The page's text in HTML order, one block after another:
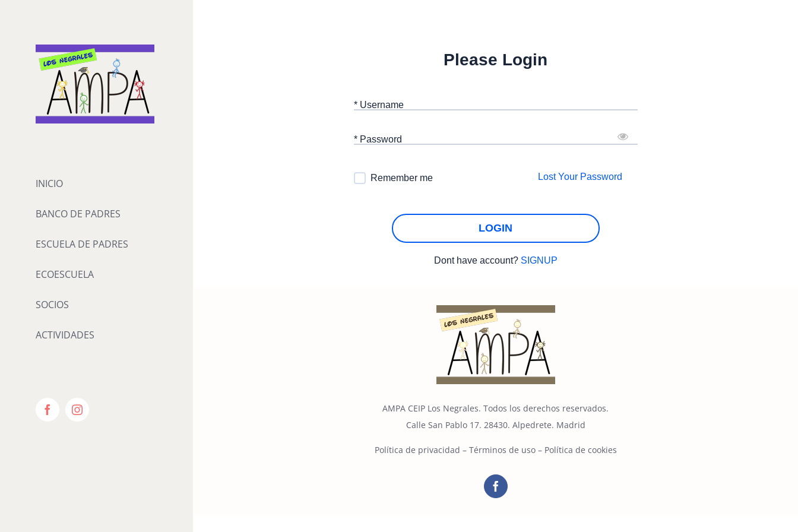
INICIO
BANCO DE PADRES
ESCUELA DE PADRES
ECOESCUELA
SOCIOS
ACTIVIDADES
FacebookInstagram
Please Login
* Username
* Password
Remember me
LOGIN
Lost Your Password
Dont have account? SIGNUP
AMPA CEIP Los Negrales. Todos los derechos reservados.
Calle San Pablo 17. 28430. Alpedrete. Madrid
Política de privacidad – Términos de uso– Política de cookies